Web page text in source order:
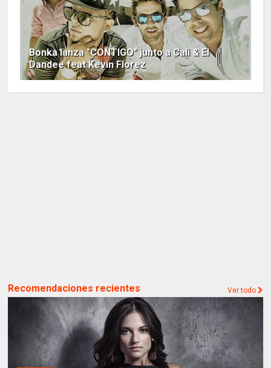
Bonka lanza "CONTIGO" junto a Cali & El
Dandee feat Kevin Florez
Recomendaciones recientes Ver todo